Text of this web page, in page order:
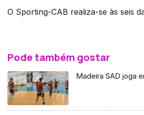
O Sporting-CAB realiza-se às seis
Pode também gostar
Madeira SAD joga